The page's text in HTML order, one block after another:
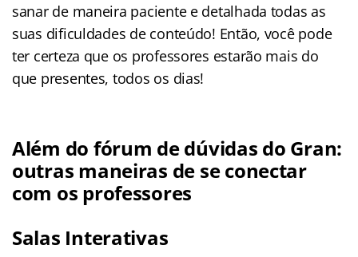
sanar de maneira paciente e detalhada todas as
suas dificuldades de conteúdo! Então, você pode
ter certeza que os professores estarão mais do
que presentes, todos os dias!
Além do fórum de dúvidas do Gran:
outras maneiras de se conectar
com os professores
Salas Interativas